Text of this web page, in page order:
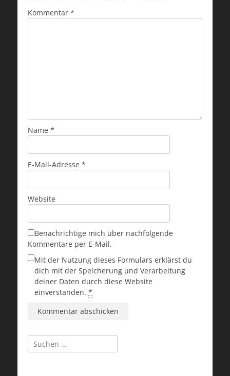
Kommentar *
Name *
E-Mail-Adresse *
Website
Benachrichtige mich über nachfolgende
Kommentare per E-Mail.
Mit der Nutzung dieses Formulars erklärst du
dich mit der Speicherung und Verarbeitung
deiner Daten durch diese Website
einverstanden. *
Suchen
nach: